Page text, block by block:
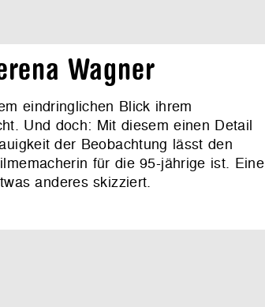
Wagner
eindringlichen Blick ihrem
Und doch: Mit diesem einen Detail
der Beobachtung lässt den
für die 95-jährige ist. Eine
anderes skizziert.